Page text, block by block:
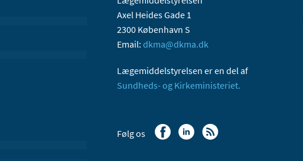
Axel Heides Gade 1
2300 København S
Email: dkma@dkma.dk
Lægemiddelstyrelsen er en del af
Sundheds- og Kirkeministeriet.
Følg os